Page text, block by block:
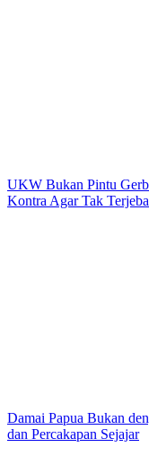
UKW Bukan Pintu
Kontra Agar Tak
Damai Papua Bukan
dan Percakapan Sejajar